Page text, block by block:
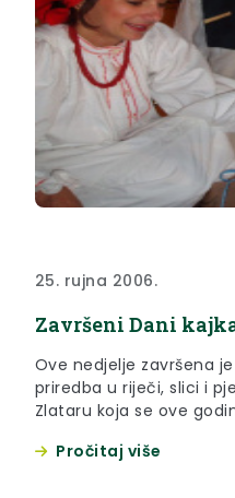
25. rujna 2006.
Završeni Dani
Ove nedjelje završena
priredba u riječi, slici i
Zlataru koja se ove
kulturnim, zabavnim i
Pročitaj više